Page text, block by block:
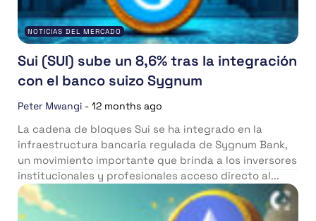
NOTICIAS DEL MERCADO
Sui (SUI) sube un 8,6% tras la integración
con el banco suizo Sygnum
Peter Mwangi - 12 months ago
La cadena de bloques Sui se ha integrado en la
infraestructura bancaria regulada de Sygnum Bank,
un movimiento importante que brinda a los inversores
institucionales y profesionales acceso directo al...